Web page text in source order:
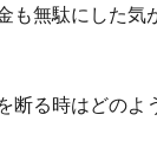
も無駄にした気
断る時はどのよ